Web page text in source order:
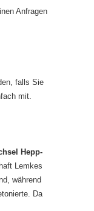
Anfragen
falls Sie
mit.
Hepp-
Lemkes
während
Da